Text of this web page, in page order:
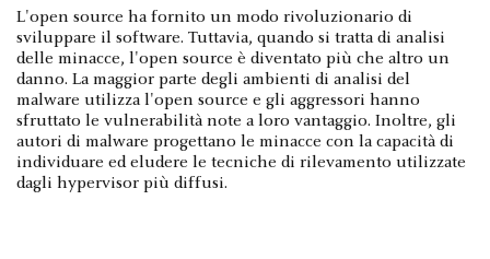
L'open source ha fornito un modo rivoluzionario di
sviluppare il software. Tuttavia, quando si tratta di analisi
delle minacce, l'open source è diventato più che altro un
danno. La maggior parte degli ambienti di analisi del
malware utilizza l'open source e gli aggressori hanno
sfruttato le vulnerabilità note a loro vantaggio. Inoltre, gli
autori di malware progettano le minacce con la capacità di
individuare ed eludere le tecniche di rilevamento utilizzate
dagli hypervisor più diffusi.